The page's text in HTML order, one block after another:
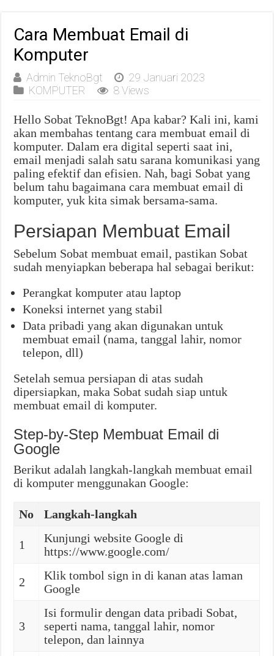
Cara Membuat Email di
Komputer
Admin TeknoBgt
29 Januari 2023
KOMPUTER
8 Views
Hello Sobat TeknoBgt! Apa kabar? Kali ini, kami
akan membahas tentang cara membuat email di
komputer. Dalam era digital seperti saat ini,
email menjadi salah satu sarana komunikasi yang
paling efektif dan efisien. Nah, bagi Sobat yang
belum tahu bagaimana cara membuat email di
komputer, yuk kita simak bersama-sama.
Persiapan Membuat Email
Sebelum Sobat membuat email, pastikan Sobat
sudah menyiapkan beberapa hal sebagai berikut:
Perangkat komputer atau laptop
Koneksi internet yang stabil
Data pribadi yang akan digunakan untuk
membuat email (nama, tanggal lahir, nomor
telepon, dll)
Setelah semua persiapan di atas sudah
dipersiapkan, maka Sobat sudah siap untuk
membuat email di komputer.
Step-by-Step Membuat Email di
Google
Berikut adalah langkah-langkah membuat email
di komputer menggunakan Google:
No Langkah-langkah
1
Kunjungi website Google di
https://www.google.com/
2
Klik tombol sign in di kanan atas laman
Google
3
Isi formulir dengan data pribadi Sobat,
seperti nama, tanggal lahir, nomor
telepon, dan lainnya